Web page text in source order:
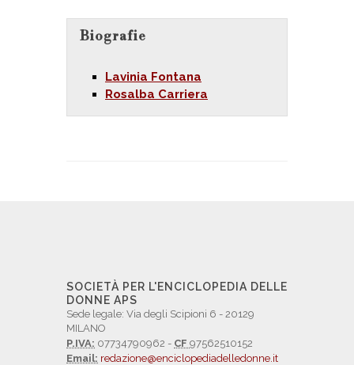
Biografie
Lavinia Fontana
Rosalba Carriera
SOCIETÀ PER L'ENCICLOPEDIA DELLE
DONNE APS
Sede legale: Via degli Scipioni 6 - 20129
MILANO
P.IVA: 07734790962 - CF 97562510152
Email: redazione@enciclopediadelledonne.it